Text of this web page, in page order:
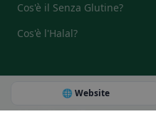
🌐 Website
Cos'è il Senza Glutine?
Cos'è l'Halal?
© 2026
DE
EN IT